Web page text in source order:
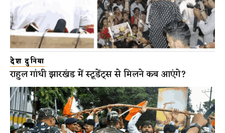
देश दुनिया
राहुल गांधी झारखंड में स्टूडेंट्स से मिलने कब आएंगे?